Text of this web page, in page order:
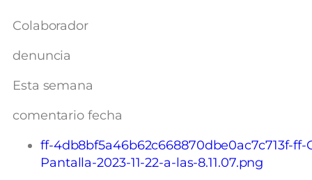
Colaborador
denuncia
Esta semana
comentario fecha
ff-4db8bf5a46b62c668870dbe0ac7c713f-ff-
Pantalla-2023-11-22-a-las-8.11.07.png